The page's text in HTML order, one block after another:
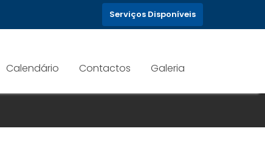
Serviços Disponíveis
Calendário Contactos Galeria